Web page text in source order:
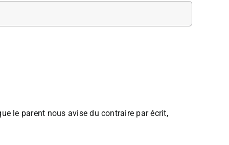
le parent nous avise du contraire par écrit,